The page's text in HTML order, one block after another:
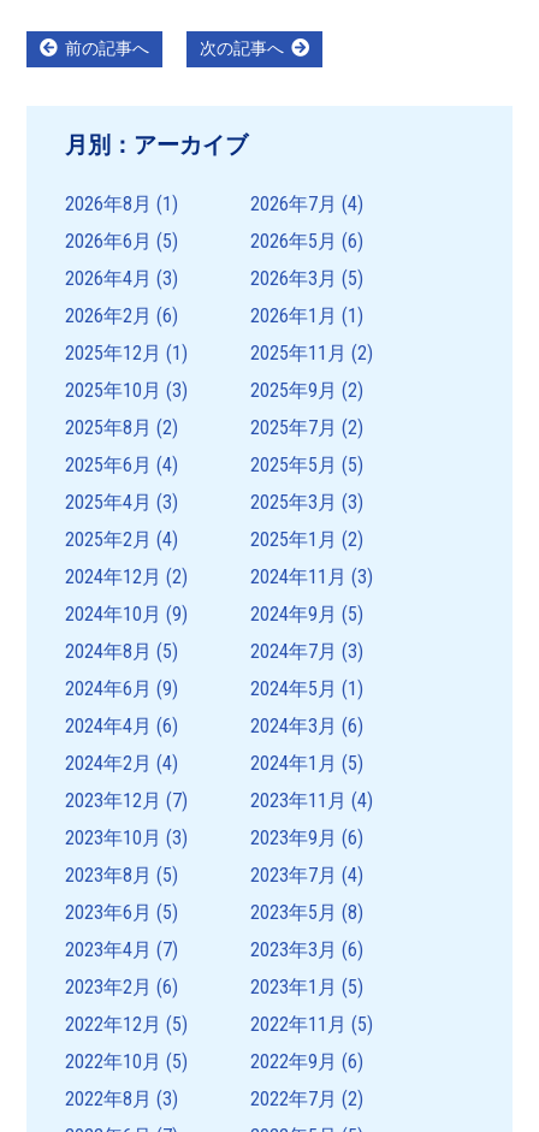
投 前の記事へ Previous
post:
次の記事へ
Next
post:
月別：アーカイブ
2026年8月 (1) 2026年7月 (4)
2026年6月 (5) 2026年5月 (6)
2026年4月 (3) 2026年3月 (5)
2026年2月 (6) 2026年1月 (1)
2025年12月 (1) 2025年11月 (2)
2025年10月 (3) 2025年9月 (2)
2025年8月 (2) 2025年7月 (2)
2025年6月 (4) 2025年5月 (5)
2025年4月 (3) 2025年3月 (3)
2025年2月 (4) 2025年1月 (2)
2024年12月 (2) 2024年11月 (3)
2024年10月 (9) 2024年9月 (5)
2024年8月 (5) 2024年7月 (3)
2024年6月 (9) 2024年5月 (1)
2024年4月 (6) 2024年3月 (6)
2024年2月 (4) 2024年1月 (5)
2023年12月 (7) 2023年11月 (4)
2023年10月 (3) 2023年9月 (6)
2023年8月 (5) 2023年7月 (4)
2023年6月 (5) 2023年5月 (8)
2023年4月 (7) 2023年3月 (6)
2023年2月 (6) 2023年1月 (5)
2022年12月 (5) 2022年11月 (5)
2022年10月 (5) 2022年9月 (6)
2022年8月 (3) 2022年7月 (2)